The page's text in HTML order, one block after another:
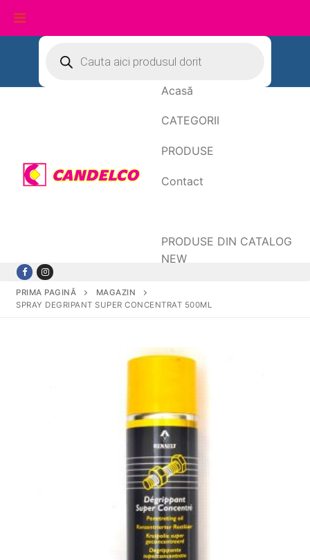
conținut
search
Acasă
CATEGORII
PRODUSE
Contact
PRODUSE DIN CATALOG
NEW
PRIMA PAGINĂ
MAGAZIN
SPRAY DEGRIPANT SUPER CONCENTRAT 500ML